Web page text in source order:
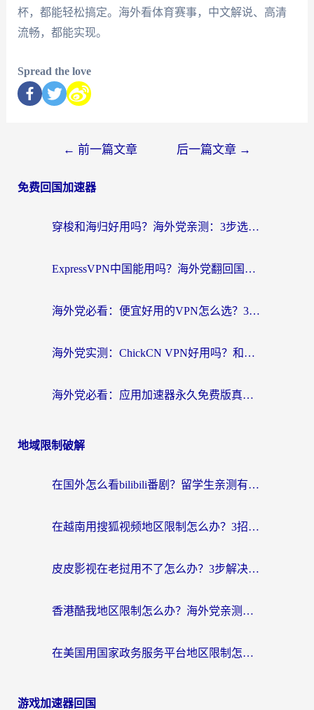
杯，都能轻松搞定。海外看体育赛事，中文解说、高清
流畅，都能实现。
Spread the love
← 前一篇文章 后一篇文章 →
免费回国加速器
穿梭和海归好用吗？海外党亲测：3步选对回国加速器，无缝刷国内剧玩手游
ExpressVPN中国能用吗？海外党翻回国内的加速器选择指南（附番茄加速器实测）
海外党必看：便宜好用的VPN怎么选？3步解决回国访问难题+Steam改区技巧
海外党实测：ChickCN VPN好用吗？和OurPlay VPN对比哪个回国效果更好？附避坑指南
海外党必看：应用加速器永久免费版真的靠谱吗？教你选对回国加速器无缝刷国内资源
地域限制破解
在国外怎么看bilibili番剧？留学生亲测有效的地域限制突破指南（附酷我酷狗音乐解决方法）
在越南用搜狐视频地区限制怎么办？3招解决海外看国内剧难题（附西瓜视频CCTV观看技巧）
皮皮影视在老挝用不了怎么办？3步解决海外看国内影视&财经的痛点
香港酷我地区限制怎么办？海外党亲测有效的回国加速方案来了
在美国用国家政务服务平台地区限制怎么办？海外华人必备的突破攻略（附追剧看片技巧）
游戏加速器回国